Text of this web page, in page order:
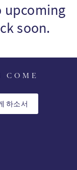
upcoming
soon.
COME
하소서